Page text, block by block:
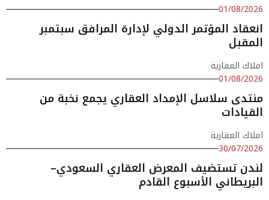
01/08/2026
انعقاد المؤتمر الدولي لإدارة المرافق سبتمبر
المقبل
املاك العقارية
01/08/2026
منتدى سلاسل الإمداد العقاري يجمع نخبة من
القيادات
املاك العقارية
30/07/2026
لندن تستضيف المعرض العقاري السعودي–
البريطاني الأسبوع القادم